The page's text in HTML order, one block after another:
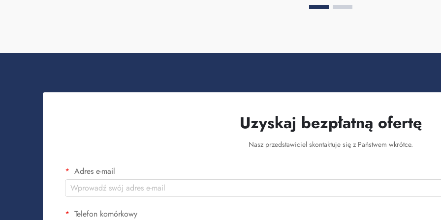
Uzyskaj bezpłatną ofertę
Nasz przedstawiciel skontaktuje się z Państwem wkrótce.
Adres e-mail
Telefon komórkowy